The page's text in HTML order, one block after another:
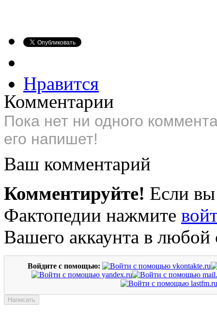
Нравится
Комментарии
Пока нет ни одного
его напишет!
Ваш комментарий
Комментируйте! Если вы
Фактопедии нажмите
Вашего аккаунта в любой
Войдите с помощью: